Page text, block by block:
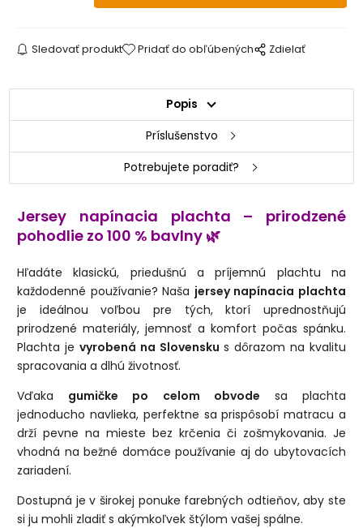
160 x 220 cm 2 - 3 dni
180 x 220 cm 2 - 3 dni
200 x 240 cm 2 - 3 dni
2 - 3 dni
Sledovať produkt Pridať do obľúbených Zdielať
Popis
Príslušenstvo
Potrebujete poradiť?
Jersey napínacia plachta – prirodzené
pohodlie zo 100 % bavlny 🌿
Hľadáte klasickú, priedušnú a príjemnú plachtu na
každodenné používanie? Naša jersey napínacia plachta
je ideálnou voľbou pre tých, ktorí uprednostňujú
prirodzené materiály, jemnosť a komfort počas spánku.
Plachta je vyrobená na Slovensku s dôrazom na kvalitu
spracovania a dlhú životnosť.
Vďaka gumičke po celom obvode sa plachta
jednoducho navlieka, perfektne sa prispôsobí matracu a
drží pevne na mieste bez krčenia či zošmykovania. Je
vhodná na bežné domáce používanie aj do ubytovacích
zariadení.
Dostupná je v širokej ponuke farebných odtieňov, aby ste
si ju mohli zladiť s akýmkoľvek štýlom vašej spálne.